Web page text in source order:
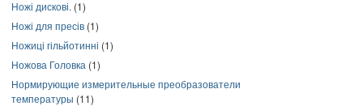
Ножі дискові. (1)
Ножі для пресів (1)
Ножиці гільйотинні (1)
Ножова Головка (1)
Нормирующие измерительные преобразователи
температуры (11)